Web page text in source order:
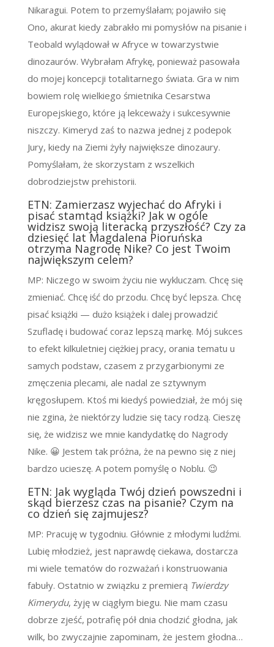
Nikaragui. Potem to przemyślałam; pojawiło się
Ono, akurat kiedy zabrakło mi pomysłów na pisanie i
Teobald wylądował w Afryce w towarzystwie
dinozaurów. Wybrałam Afrykę, ponieważ pasowała
do mojej koncepcji totalitarnego świata. Gra w nim
bowiem rolę wielkiego śmietnika Cesarstwa
Europejskiego, które ją lekceważy i sukcesywnie
niszczy. Kimeryd zaś to nazwa jednej z podepok
Jury, kiedy na Ziemi żyły największe dinozaury.
Pomyślałam, że skorzystam z wszelkich
dobrodziejstw prehistorii.
ETN: Zamierzasz wyjechać do Afryki i
pisać stamtąd książki? Jak w ogóle
widzisz swoją literacką przyszłość? Czy za
dziesięć lat Magdalena Pioruńska
otrzyma Nagrodę Nike? Co jest Twoim
największym celem?
MP: Niczego w swoim życiu nie wykluczam. Chcę się
zmieniać. Chcę iść do przodu. Chcę być lepsza. Chcę
pisać książki — dużo książek i dalej prowadzić
Szufladę i budować coraz lepszą markę. Mój sukces
to efekt kilkuletniej ciężkiej pracy, orania tematu u
samych podstaw, czasem z przygarbionymi ze
zmęczenia plecami, ale nadal ze sztywnym
kręgosłupem. Ktoś mi kiedyś powiedział, że mój się
nie zgina, że niektórzy ludzie się tacy rodzą. Cieszę
się, że widzisz we mnie kandydatkę do Nagrody
Nike. 😀 Jestem tak próżna, że na pewno się z niej
bardzo ucieszę. A potem pomyślę o Noblu. 😉
ETN: Jak wygląda Twój dzień powszedni i
skąd bierzesz czas na pisanie? Czym na
co dzień się zajmujesz?
MP: Pracuję w tygodniu. Głównie z młodymi ludźmi.
Lubię młodzież, jest naprawdę ciekawa, dostarcza
mi wiele tematów do rozważań i konstruowania
fabuły. Ostatnio w związku z premierą Twierdzy
Kimerydu, żyję w ciągłym biegu. Nie mam czasu
dobrze zjeść, potrafię pół dnia chodzić głodna, jak
wilk, bo zwyczajnie zapominam, że jestem głodna…